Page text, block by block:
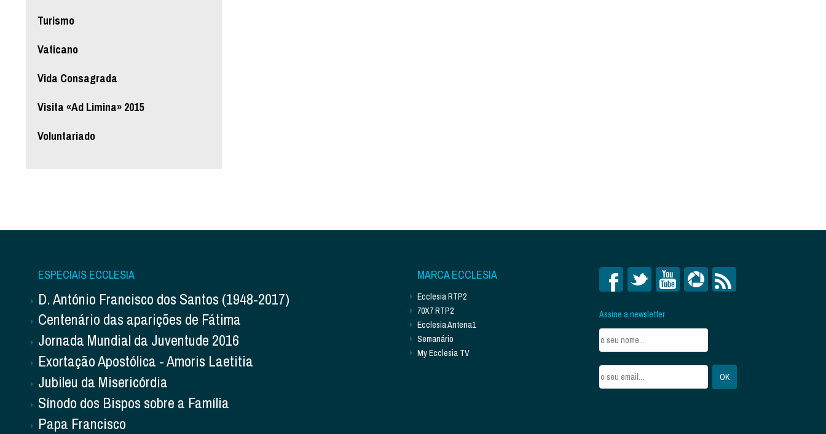
Turismo
Vaticano
Vida Consagrada
Visita «Ad Limina» 2015
Voluntariado
ESPECIAIS ECCLESIA
D. António Francisco dos Santos (1948-2017)
Centenário das aparições de Fátima
Jornada Mundial da Juventude 2016
Exortação Apostólica - Amoris Laetitia
Jubileu da Misericórdia
Sínodo dos Bispos sobre a Família
Papa Francisco
MARCA ECCLESIA
Ecclesia RTP2
70X7 RTP2
Ecclesia Antena1
Semanário
My Ecclesia TV
Assine a newsletter